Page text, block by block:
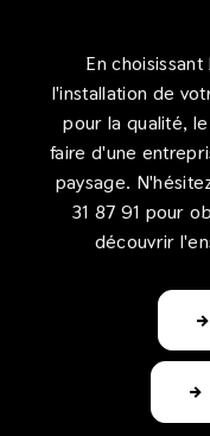
En choisissant
l'installation de
pour la qualité,
faire d'une
paysage.
31 87 91 pour
découvrir